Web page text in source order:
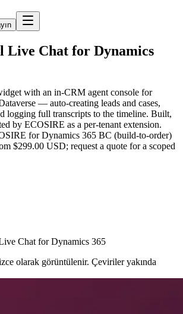
Live Chat for Dynamics
with an in-CRM agent console for
— auto-creating leads and cases,
logging full transcripts to the timeline. Built,
by ECOSIRE as a per-tenant extension.
for Dynamics 365 BC (build-to-order)
$299.00 USD; request a quote for a scoped
Chat for Dynamics 365
olarak görüntülenir. Çeviriler yakında